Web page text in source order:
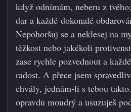
když odnímám, neberu z
dar a každé dokonalé
Nepohoršuj se a neklesej na
těžkost nebo jakékoli
zase rychle pozvednout a
radost. A přece jsem
chvály, jednám-li s tebou
opravdu moudrý a usuzuješ